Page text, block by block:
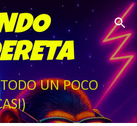
principal
UN POCO